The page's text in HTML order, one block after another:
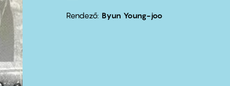
Rendező Byun Young-joo